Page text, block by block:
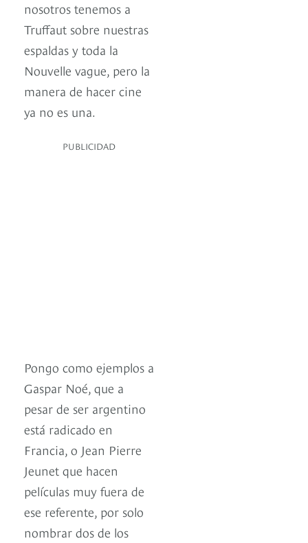
nosotros tenemos a
Truffaut sobre nuestras
espaldas y toda la
Nouvelle vague, pero la
manera de hacer cine
ya no es una.
PUBLICIDAD
Pongo como ejemplos a
Gaspar Noé, que a
pesar de ser argentino
está radicado en
Francia, o Jean Pierre
Jeunet que hacen
películas muy fuera de
ese referente, por solo
nombrar dos de los